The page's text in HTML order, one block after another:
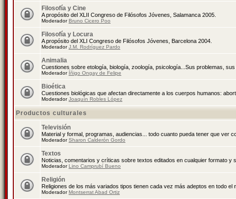
Filosofía y Cine
A propósito del XLII Congreso de Filósofos Jóvenes, Salamanca 2005.
ModeradorBruno Cicero Poo
Filosofía y Locura
A propósito del XLI Congreso de Filósofos Jóvenes, Barcelona 2004.
ModeradorJ.M. Rodríguez Pardo
Animalia
Cuestiones sobre etología, biología, zoología, psicología...Sus problemas,
Moderador Íñigo Ongay de Felipe
Bioética
Cuestiones biológicas que afectan directamente a los cuerpos humanos:
ModeradorJoaquín Robles López
Productos culturales
Televisión
Material y formal, programas, audiencias... todo cuanto pueda tener que ver
ModeradorSharon Calderón Gordo
Textos
Noticias, comentarios y críticas sobre textos editados en cualquier formato
ModeradorLino Camprubí Bueno
Religión
Religiones de los más variados tipos tienen cada vez más adeptos en todo el
ModeradorMontserrat Abad Ortiz